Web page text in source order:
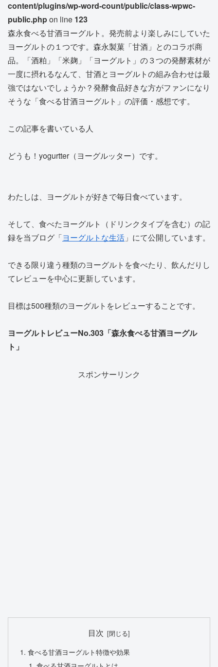
content/plugins/wp-word-count/public/class-wpwc-
public.phpon line 123
森永食べる甘酒ヨーグルト。発売前より楽しみにしていた
ヨーグルトの１つです。森永製菓「甘酒」とのコラボ商
品。「酒粕」「米麹」「ヨーグルト」の３つの発酵素材が
一度に摂れるなんて、甘酒とヨーグルトの組み合わせは最
強ではないでしょうか？発酵食品好きな方がファンになり
そうな「食べる甘酒ヨーグルト」の評価・感想です。
この記事を書いている人
どうも！yogurtter（ヨーグルッター）です。
わたしは、ヨーグルトが好きで毎日食べています。
そして、食べたヨーグルト（ドリンクタイプを含む）の記
録を当ブログ「ヨーグルトな生活 」にて公開しています。
できる限り違う種類のヨーグルトを食べたり、飲んだりし
てレビューを中心に更新しています。
目標は500種類のヨーグルトをレビューすることです。
ヨーグルトレビューNo.303「森永食べる甘酒ヨーグル
ト」
スポンサーリンク
目次
食べる甘酒ヨーグルト特徴や効果